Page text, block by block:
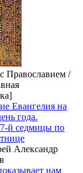
Православием /
Евангелия на
года.
й седмицы по
Александр
нам